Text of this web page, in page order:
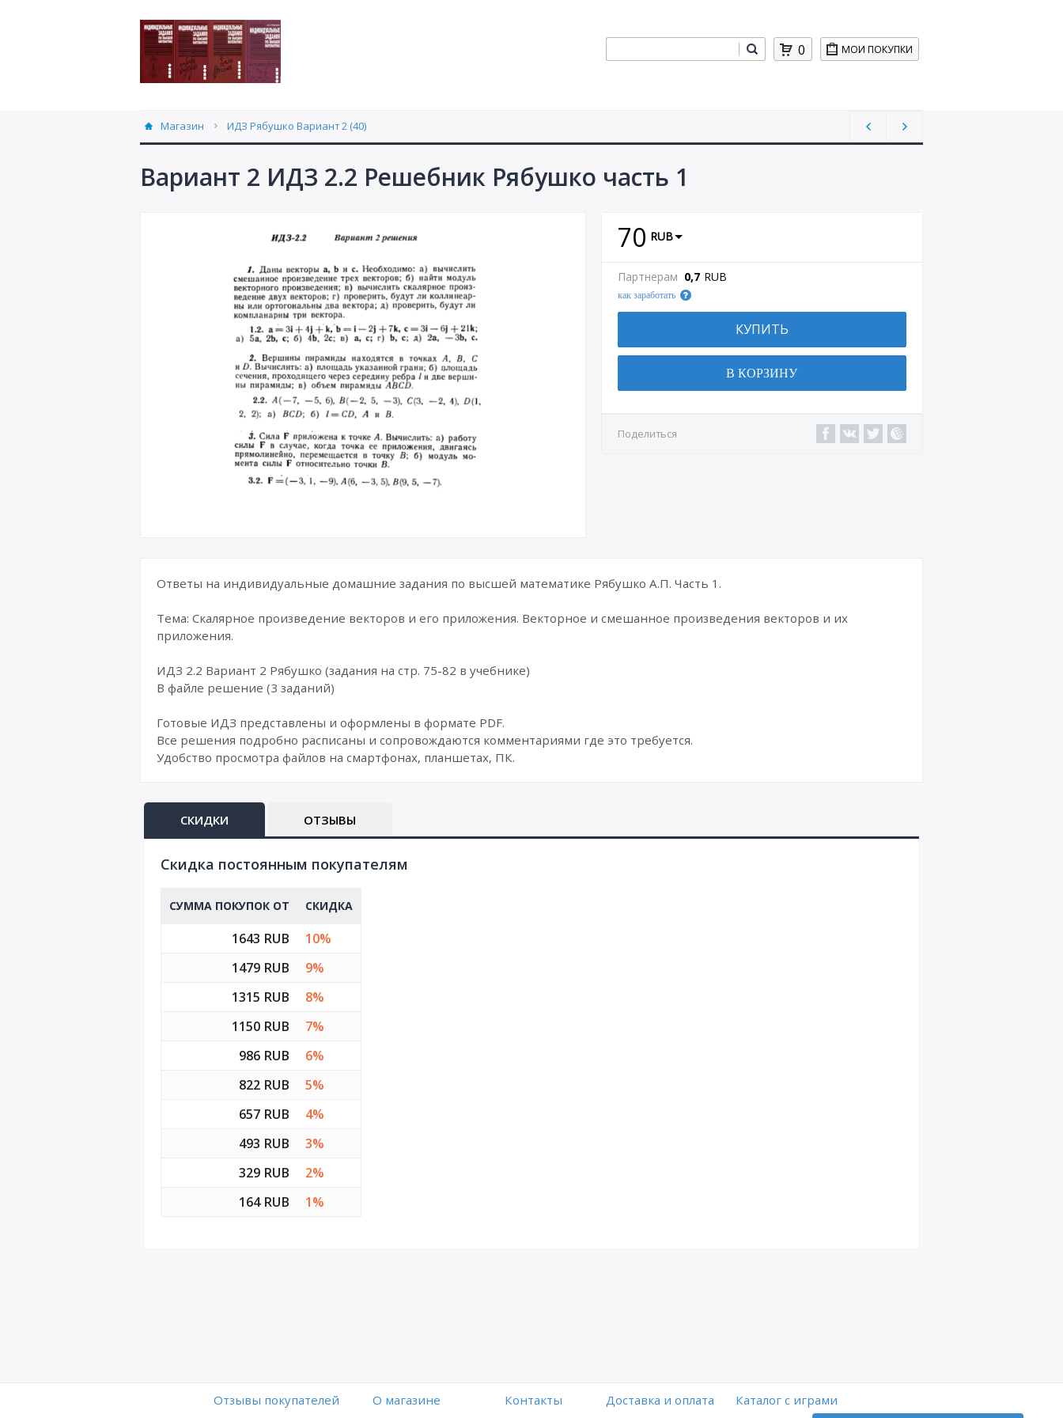
МОИ ПОКУПКИ
0
Магазин ИДЗ Рябушко Вариант 2 (40)
Вариант 2 ИДЗ 2.2 Решебник Рябушко часть 1
70 RUB
Партнерам 0,7 RUB
как заработать
КУПИТЬ
В КОРЗИНУ
Поделиться
Ответы на индивидуальные домашние задания по высшей математике Рябушко А.П. Часть 1.
Тема: Скалярное произведение векторов и его приложения. Векторное и смешанное произведения векторов и их
приложения.
ИДЗ 2.2 Вариант 2 Рябушко (задания на стр. 75-82 в учебнике)
В файле решение (3 заданий)
Готовые ИДЗ представлены и оформлены в формате PDF.
Все решения подробно расписаны и сопровождаются комментариями где это требуется.
Удобство просмотра файлов на смартфонах, планшетах, ПК.
СКИДКИ ОТЗЫВЫ
Cкидка постоянным покупателям
СУММА ПОКУПОК ОТ СКИДКА
1643 RUB
10%
1479 RUB
9%
1315 RUB
8%
1150 RUB
7%
986 RUB
6%
822 RUB
5%
657 RUB
4%
493 RUB
3%
329 RUB
2%
164 RUB
1%
Отзывы покупателей O магазине Контакты Доставка и оплата
Каталог с играми